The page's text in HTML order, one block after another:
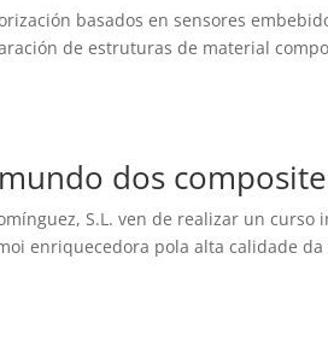
basados en sensores
de estruturas de material
dos
S.L. ven de realizar un curso
enriquecedora pola alta calidade